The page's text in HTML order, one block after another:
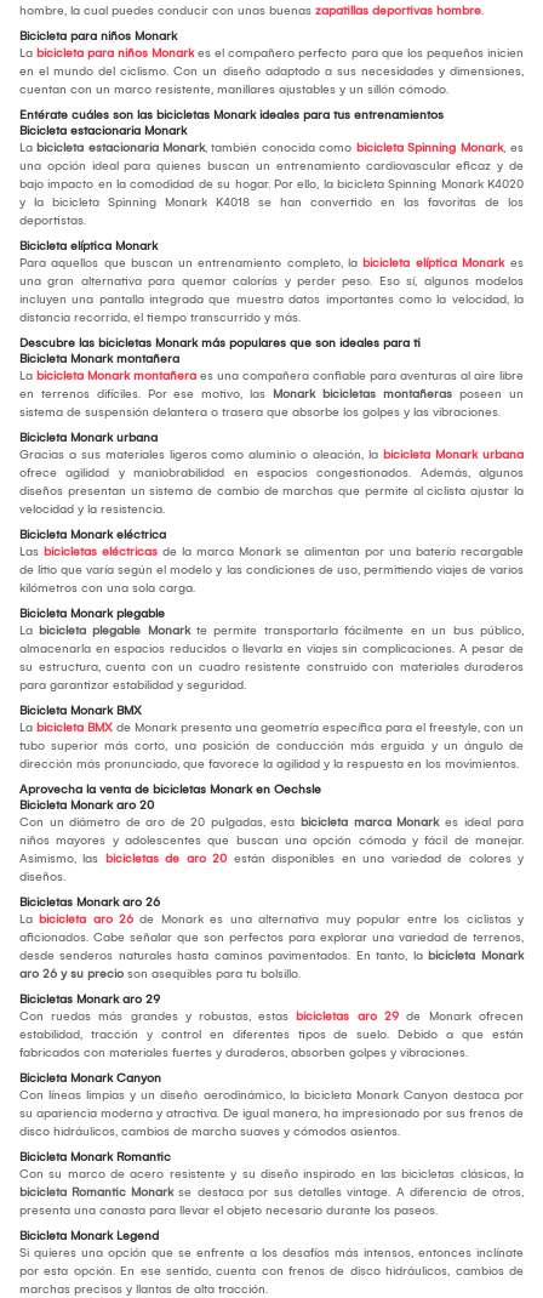
hombre, la cual puedes conducir con unas buenas zapatillas deportivas hombre.
Bicicleta para niños Monark
La bicicleta para niños Monarkes el compañero perfecto para que los pequeños inicien
en el mundo del ciclismo. Con un diseño adaptado a sus necesidades y dimensiones,
cuentan con un marco resistente, manillares ajustables y un sillón cómodo.
Entérate cuáles son las bicicletas Monark ideales para tus entrenamientos
Bicicleta estacionaria Monark
La bicicleta estacionaria Monark, también conocida como bicicleta Spinning Monark, es
una opción ideal para quienes buscan un entrenamiento cardiovascular eficaz y de
bajo impacto en la comodidad de su hogar. Por ello, la bicicleta Spinning Monark K4020
y la bicicleta Spinning Monark K4018 se han convertido en las favoritas de los
deportistas.
Bicicleta elíptica Monark
Para aquellos que buscan un entrenamiento completo, la bicicleta elíptica Monarkes
una gran alternativa para quemar calorías y perder peso. Eso sí, algunos modelos
incluyen una pantalla integrada que muestra datos importantes como la velocidad, la
distancia recorrida, el tiempo transcurrido y más.
Descubre las bicicletas Monark más populares que son ideales para ti
Bicicleta Monark montañera
La bicicleta Monark montañera es una compañera confiable para aventuras al aire libre
en terrenos difíciles. Por ese motivo, las Monark bicicletas montañeras poseen un
sistema de suspensión delantera o trasera que absorbe los golpes y las vibraciones.
Bicicleta Monark urbana
Gracias a sus materiales ligeros como aluminio o aleación, la bicicleta Monark urbana
ofrece agilidad y maniobrabilidad en espacios congestionados. Además, algunos
diseños presentan un sistema de cambio de marchas que permite al ciclista ajustar la
velocidad y la resistencia.
Bicicleta Monark eléctrica
Las bicicletas eléctricas de la marca Monark se alimentan por una batería recargable
de litio que varía según el modelo y las condiciones de uso, permitiendo viajes de varios
kilómetros con una sola carga.
Bicicleta Monark plegable
La bicicleta plegable Monark te permite transportarla fácilmente en un bus público,
almacenarla en espacios reducidos o llevarla en viajes sin complicaciones. A pesar de
su estructura, cuenta con un cuadro resistente construido con materiales duraderos
para garantizar estabilidad y seguridad.
Bicicleta Monark BMX
La bicicleta BMX de Monark presenta una geometría específica para el freestyle, con un
tubo superior más corto, una posición de conducción más erguida y un ángulo de
dirección más pronunciado, que favorece la agilidad y la respuesta en los movimientos.
Aprovecha la venta de bicicletas Monark en Oechsle
Bicicleta Monark aro 20
Con un diámetro de aro de 20 pulgadas, esta bicicleta marca Monarkes ideal para
niños mayores y adolescentes que buscan una opción cómoda y fácil de manejar.
Asimismo, las bicicletas de aro 20 están disponibles en una variedad de colores y
diseños.
Bicicletas Monark aro 26
La bicicleta aro 26 de Monark es una alternativa muy popular entre los ciclistas y
aficionados. Cabe señalar que son perfectos para explorar una variedad de terrenos,
desde senderos naturales hasta caminos pavimentados. En tanto, la bicicleta Monark
aro 26 y su precio son asequibles para tu bolsillo.
Bicicletas Monark aro 29
Con ruedas más grandes y robustas, estas bicicletas aro 29 de Monark ofrecen
estabilidad, tracción y control en diferentes tipos de suelo. Debido a que están
fabricados con materiales fuertes y duraderos, absorben golpes y vibraciones.
Bicicleta Monark Canyon
Con líneas limpias y un diseño aerodinámico, la bicicleta Monark Canyon destaca por
su apariencia moderna y atractiva. De igual manera, ha impresionado por sus frenos de
disco hidráulicos, cambios de marcha suaves y cómodos asientos.
Bicicleta Monark Romantic
Con su marco de acero resistente y su diseño inspirado en las bicicletas clásicas, la
bicicleta Romantic Monarkse destaca por sus detalles vintage. A diferencia de otros,
presenta una canasta para llevar el objeto necesario durante los paseos.
Bicicleta Monark Legend
Si quieres una opción que se enfrente a los desafíos más intensos, entonces inclínate
por esta opción. En ese sentido, cuenta con frenos de disco hidráulicos, cambios de
marchas precisos y llantas de alta tracción.